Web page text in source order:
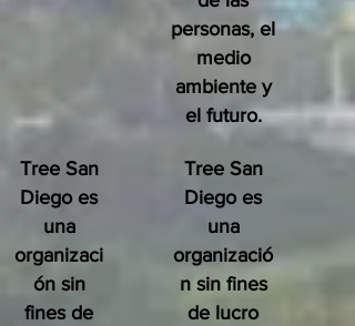
Tree San
Diego es
una
organizaci
ón sin
fines de
personas, el
medio
ambiente y
el futuro.
Tree San
Diego es
una
organizació
n sin fines
de lucro